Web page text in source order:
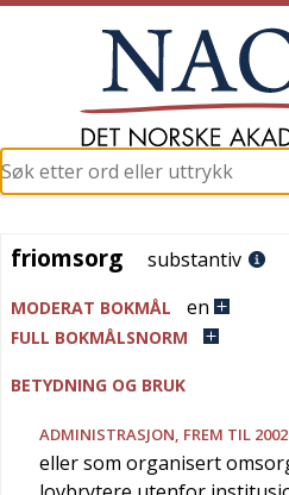
friomsorg
friomsorg substantiv
MODERAT BOKMÅL en
FULL BOKMÅLSNORM
BETYDNING OG BRUK
ADMINISTRASJON, FREM TIL 2002
eller som organisert